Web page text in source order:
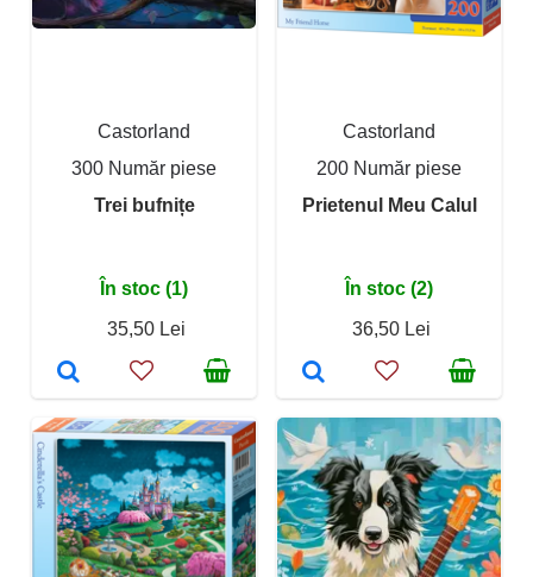
Castorland
300 Număr piese
Trei bufnițe
În stoc (1)
35,50 Lei
Castorland
200 Număr piese
Prietenul Meu Calul
În stoc (2)
36,50 Lei